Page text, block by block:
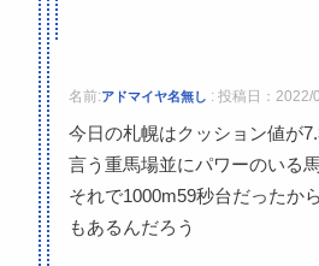
名前:アドマイヤ名無し : 投稿日：2022/
今日の札幌はクッション値が
言う重馬場並にパワーのいる
それで1000m59秒台だったか
もあるんだろう